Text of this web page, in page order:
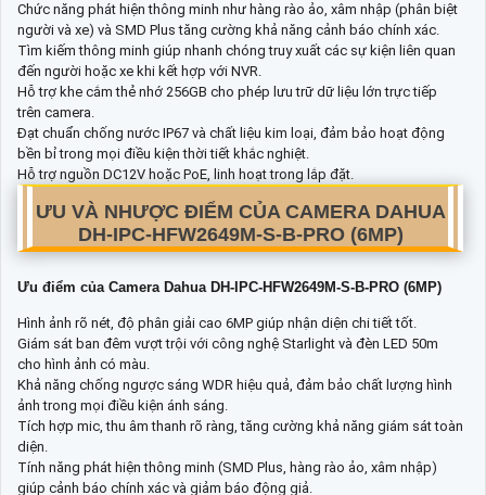
Chức năng phát hiện thông minh như hàng rào ảo, xâm nhập (phân biệt
người và xe) và SMD Plus tăng cường khả năng cảnh báo chính xác.
Tìm kiếm thông minh giúp nhanh chóng truy xuất các sự kiện liên quan
đến người hoặc xe khi kết hợp với NVR.
Hỗ trợ khe cắm thẻ nhớ 256GB cho phép lưu trữ dữ liệu lớn trực tiếp
trên camera.
Đạt chuẩn chống nước IP67 và chất liệu kim loại, đảm bảo hoạt động
bền bỉ trong mọi điều kiện thời tiết khắc nghiệt.
Hỗ trợ nguồn DC12V hoặc PoE, linh hoạt trong lắp đặt.
ƯU VÀ NHƯỢC ĐIỂM CỦA CAMERA DAHUA
DH-IPC-HFW2649M-S-B-PRO (6MP)
Ưu điểm của Camera Dahua DH-IPC-HFW2649M-S-B-PRO (6MP)
Hình ảnh rõ nét, độ phân giải cao 6MP giúp nhận diện chi tiết tốt.
Giám sát ban đêm vượt trội với công nghệ Starlight và đèn LED 50m
cho hình ảnh có màu.
Khả năng chống ngược sáng WDR hiệu quả, đảm bảo chất lượng hình
ảnh trong mọi điều kiện ánh sáng.
Tích hợp mic, thu âm thanh rõ ràng, tăng cường khả năng giám sát toàn
diện.
Tính năng phát hiện thông minh (SMD Plus, hàng rào ảo, xâm nhập)
giúp cảnh báo chính xác và giảm báo động giả.